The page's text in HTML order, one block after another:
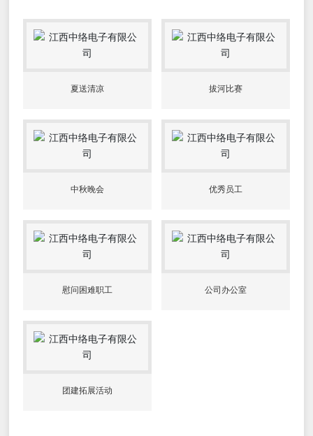
夏送清凉 拔河比赛
中秋晚会 优秀员工
慰问困难职工 公司办公室
团建拓展活动